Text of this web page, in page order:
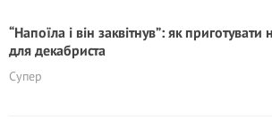
“Напоїла і він заквітнув”: як
для декабриста
Супер